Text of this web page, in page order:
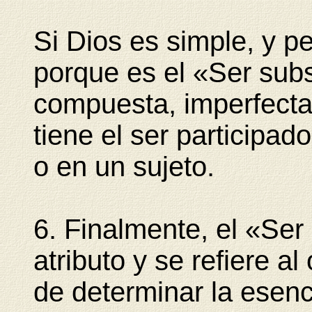
Si Dios es simple, y
porque es el «Ser
compuesta,
tiene el ser
o en un sujeto.
6. Finalmente, el
atributo y se refiere al
de determinar la